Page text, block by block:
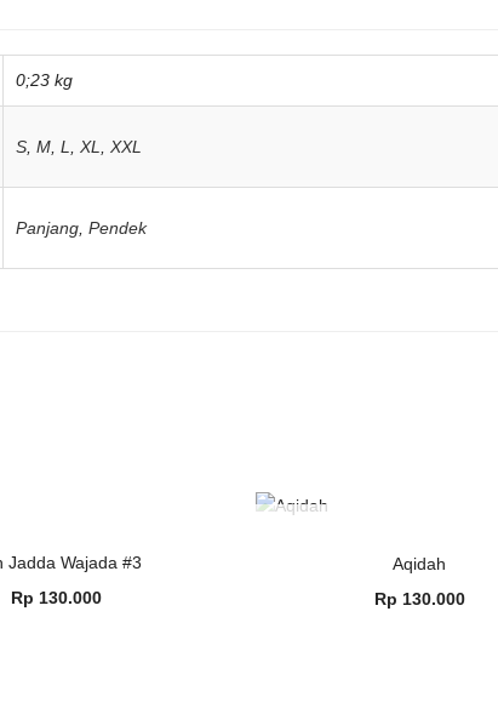
0;23 kg
S, M, L, XL, XXL
Panjang, Pendek
Jadda Wajada #3
Rp 130.000
Aqidah
Rp 130.000